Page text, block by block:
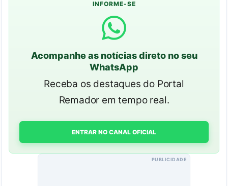
INFORME-SE
Acompanhe as notícias direto no seu
WhatsApp
Receba os destaques do Portal
Remador em tempo real.
ENTRAR NO CANAL OFICIAL
PUBLICIDADE